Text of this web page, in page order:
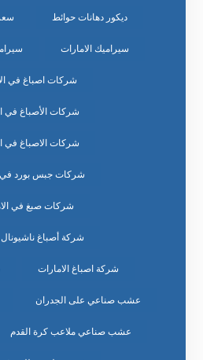
ديكور دهانات حوائط
سيراميك الامارات
شركات اصباغ في
شركات الأصباغ في
شركات الاصباغ في
شركات جبس بورد في
شركات صبغ في
شركة أصباغ ناشيونال
شركة اصباغ الامارات
عشب صناعي على الجدران
عشب صناعي ملاعب كرة القدم